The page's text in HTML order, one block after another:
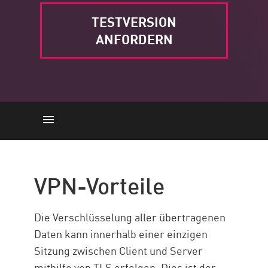
TESTVERSION
ANFORDERN
Ressourcen
VPN-Vorteile
Die Verschlüsselung aller übertragenen
Daten kann innerhalb einer einzigen
Sitzung zwischen Client und Server